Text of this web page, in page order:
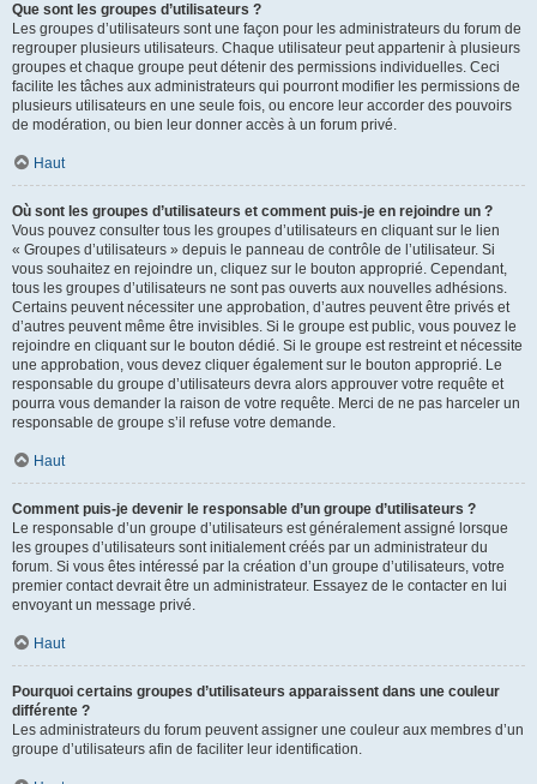
Que sont les groupes d’utilisateurs ?
Les groupes d’utilisateurs sont une façon pour les administrateurs du forum de
regrouper plusieurs utilisateurs. Chaque utilisateur peut appartenir à plusieurs
groupes et chaque groupe peut détenir des permissions individuelles. Ceci
facilite les tâches aux administrateurs qui pourront modifier les permissions de
plusieurs utilisateurs en une seule fois, ou encore leur accorder des pouvoirs
de modération, ou bien leur donner accès à un forum privé.
Haut
Où sont les groupes d’utilisateurs et comment puis-je en rejoindre un ?
Vous pouvez consulter tous les groupes d’utilisateurs en cliquant sur le lien
« Groupes d’utilisateurs » depuis le panneau de contrôle de l’utilisateur. Si
vous souhaitez en rejoindre un, cliquez sur le bouton approprié. Cependant,
tous les groupes d’utilisateurs ne sont pas ouverts aux nouvelles adhésions.
Certains peuvent nécessiter une approbation, d’autres peuvent être privés et
d’autres peuvent même être invisibles. Si le groupe est public, vous pouvez le
rejoindre en cliquant sur le bouton dédié. Si le groupe est restreint et nécessite
une approbation, vous devez cliquer également sur le bouton approprié. Le
responsable du groupe d’utilisateurs devra alors approuver votre requête et
pourra vous demander la raison de votre requête. Merci de ne pas harceler un
responsable de groupe s’il refuse votre demande.
Haut
Comment puis-je devenir le responsable d’un groupe d’utilisateurs ?
Le responsable d’un groupe d’utilisateurs est généralement assigné lorsque
les groupes d’utilisateurs sont initialement créés par un administrateur du
forum. Si vous êtes intéressé par la création d’un groupe d’utilisateurs, votre
premier contact devrait être un administrateur. Essayez de le contacter en lui
envoyant un message privé.
Haut
Pourquoi certains groupes d’utilisateurs apparaissent dans une couleur
différente ?
Les administrateurs du forum peuvent assigner une couleur aux membres d’un
groupe d’utilisateurs afin de faciliter leur identification.